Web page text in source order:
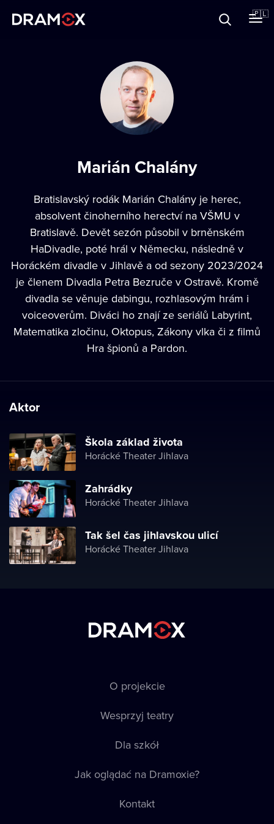
🇵🇱
Marián Chalány
Bratislavský rodák Marián Chalány je herec,
absolvent činoherního herectví na VŠMU v
Bratislavě. Devět sezón působil v brněnském
HaDivadle, poté hrál v Německu, následně v
Horáckém divadle v Jihlavě a od sezony 2023/2024
je členem Divadla Petra Bezruče v Ostravě. Kromě
divadla se věnuje dabingu, rozhlasovým hrám i
voiceoverům. Diváci ho znají ze seriálů Labyrint,
Matematika zločinu, Oktopus, Zákony vlka či z filmů
Hra špionů a Pardon.
Aktor
Škola základ života
Horácké Theater Jihlava
Zahrádky
Horácké Theater Jihlava
Tak šel čas jihlavskou ulicí
Horácké Theater Jihlava
O projekcie
Wesprzyj teatry
Dla szkół
Jak oglądać na Dramoxie?
Kontakt